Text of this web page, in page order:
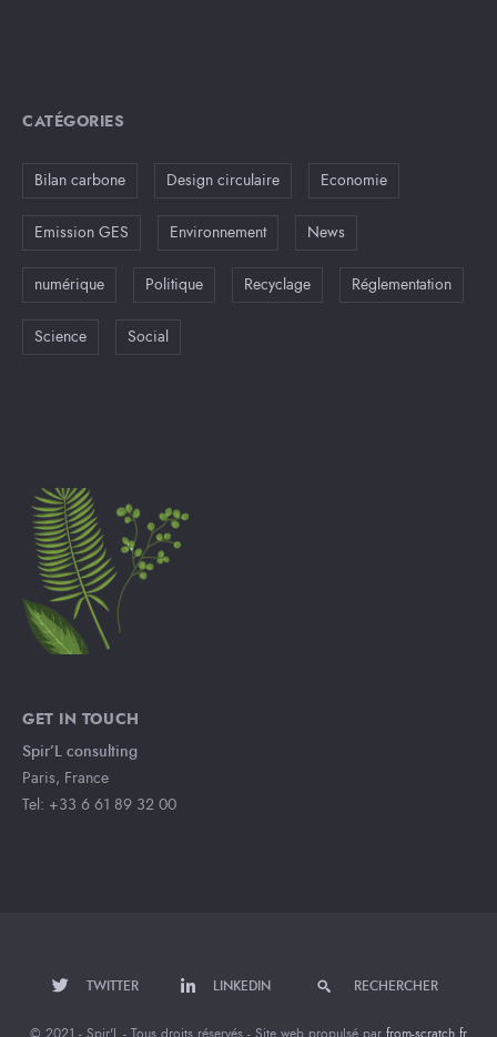
CATÉGORIES
Bilan carbone Design circulaire Economie
Emission GES Environnement News
numérique Politique Recyclage Réglementation
Science Social
GET IN TOUCH
Spir’L consulting
Paris, France
Tel: +33 6 61 89 32 00
TWITTER LINKEDIN RECHERCHER
© 2021 - Spir'L - Tous droits réservés - Site web propulsé par from-scratch.fr